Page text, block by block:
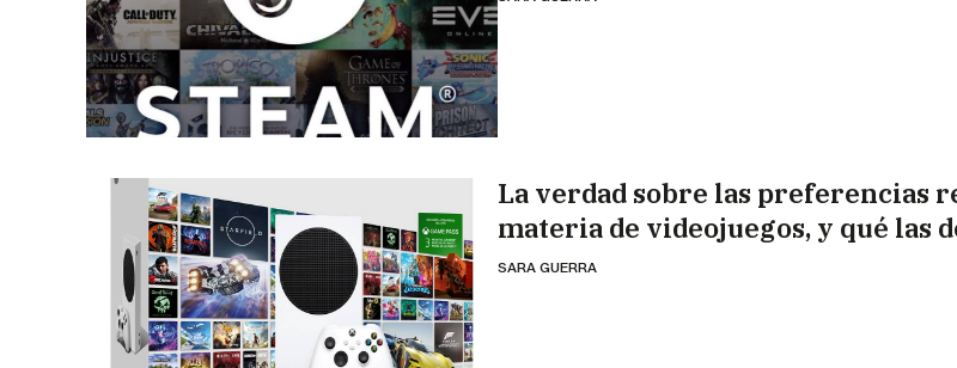
La verdad sobre las preferencias
materia de videojuegos, y qué las
SARA GUERRA